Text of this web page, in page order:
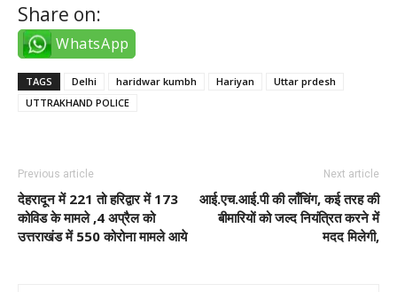
Share on:
WhatsApp
TAGS Delhi haridwar kumbh Hariyan
Uttar prdesh
UTTRAKHAND POLICE
Previous article
देहरादून में 221 तो हरिद्वार में 173
कोविड के मामले ,4 अप्रैल को
उत्तराखंड में 550 कोरोना मामले आये
Next article
आई.एच.आई.पी की लाँचिंग, कई तरह की
बीमारियों को जल्द नियंत्रित करने में
मदद मिलेगी,